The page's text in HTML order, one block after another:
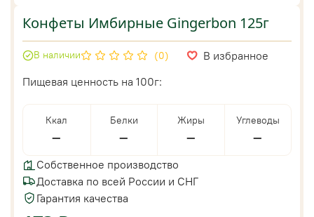
Конфеты Имбирные Gingerbon 125г
(0) В избранное
В наличии
Пищевая ценность на 100г:
Ккал
—
Белки
—
Жиры
—
Углеводы
—
Собственное производство
Доставка по всей России и СНГ
Гарантия качества